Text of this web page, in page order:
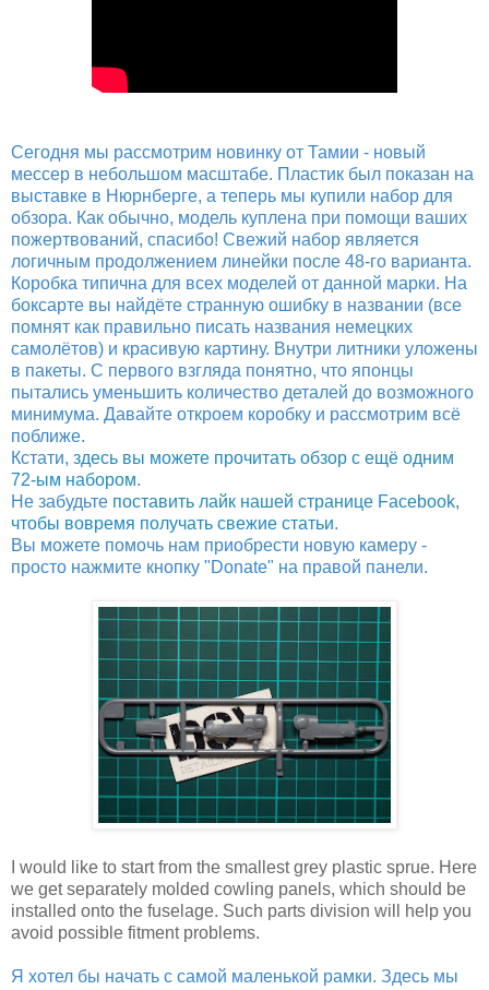
Сегодня мы рассмотрим новинку от Тамии - новый
мессер в небольшом масштабе. Пластик был показан на
выставке в Нюрнберге, а теперь мы купили набор для
обзора. Как обычно, модель куплена при помощи ваших
пожертвований, спасибо! Свежий набор является
логичным продолжением линейки после 48-го варианта.
Коробка типична для всех моделей от данной марки. На
боксарте вы найдёте странную ошибку в названии (все
помнят как правильно писать названия немецких
самолётов) и красивую картину. Внутри литники уложены
в пакеты. С первого взгляда понятно, что японцы
пытались уменьшить количество деталей до возможного
минимума. Давайте откроем коробку и рассмотрим всё
поближе.
Кстати, здесь вы можете прочитать обзор с ещё одним
72-ым набором.
Не забудьте поставить лайк нашей странице Facebook,
чтобы вовремя получать свежие статьи.
Вы можете помочь нам приобрести новую камеру -
просто нажмите кнопку "Donate" на правой панели.
I would like to start from the smallest grey plastic sprue. Here
we get separately molded cowling panels, which should be
installed onto the fuselage. Such parts division will help you
avoid possible fitment problems.
Я хотел бы начать с самой маленькой рамки. Здесь мы